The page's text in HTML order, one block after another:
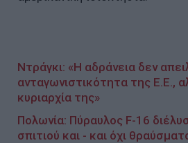
Ντράγκι: «Η αδράνεια δεν
ανταγωνιστικότητα της Ε.Ε.,
κυριαρχία της»
Πολωνία: Πύραυλος F-16
σπιτιού και - και όχι